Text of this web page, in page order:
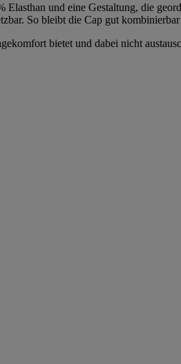
Elasthan und eine Gestaltung, die
So bleibt die Cap gut
bietet und dabei nicht